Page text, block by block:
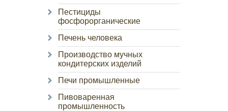
Пестициды
фосфорорганические
Печень человека
Производство мучных
кондитерских изделий
Печи промышленные
Пивоваренная
промышленность